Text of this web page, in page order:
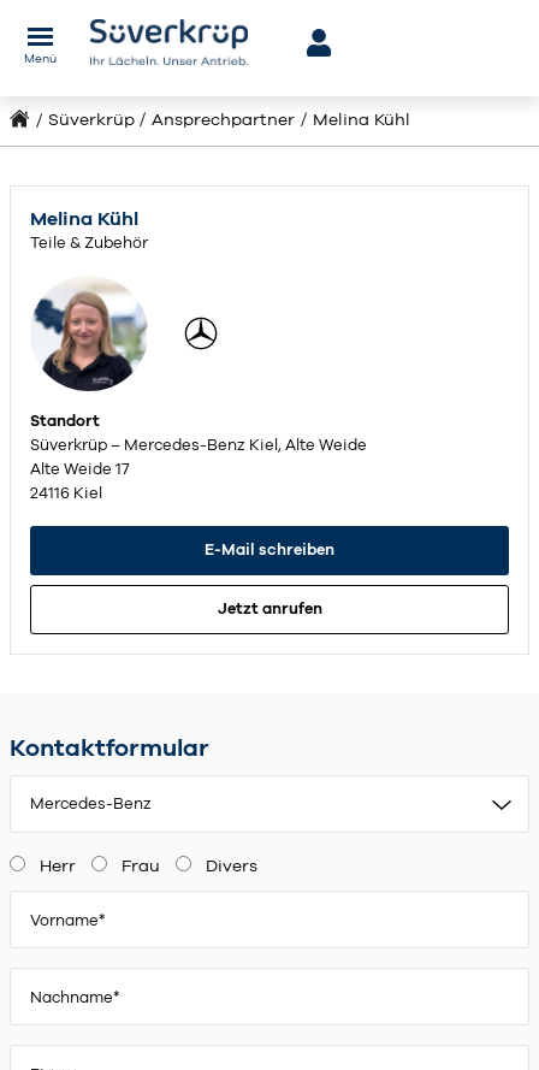
Menü
Süverkrüp Ansprechpartner Melina Kühl
Melina Kühl
Teile & Zubehör
Standort
Süverkrüp – Mercedes-Benz Kiel, Alte Weide
Alte Weide 17
24116 Kiel
E-Mail schreiben
Jetzt anrufen
Kontaktformular
Mercedes-Benz
Herr Frau Divers